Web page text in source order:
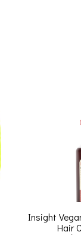
Insight
Hair